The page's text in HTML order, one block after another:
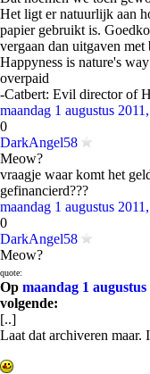
Het ligt er natuurlijk aan
papier gebruikt is.
vergaan dan uitgaven met
Happyness is nature's
overpaid
-Catbert: Evil director of
maandag 1 augustus
0
DarkAngel58
Meow?
vraagje waar komt het
gefinancierd???
maandag 1 augustus
0
DarkAngel58
Meow?
quote:
Op maandag 1 augustus
volgende:
[..]
Laat dat archiveren maar.